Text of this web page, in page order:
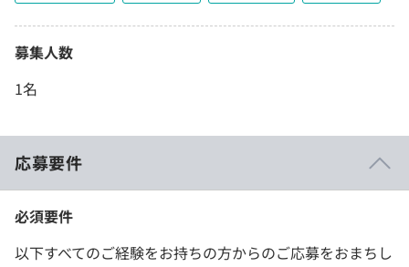
募集人数
1名
応募要件
必須要件
以下すべてのご経験をお持ちの方からのご応募をおまちし